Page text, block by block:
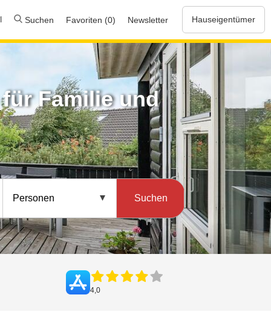
Suchen Favoriten (0) Newsletter Hauseigentümer
Familie und
Personen Suchen
4,0